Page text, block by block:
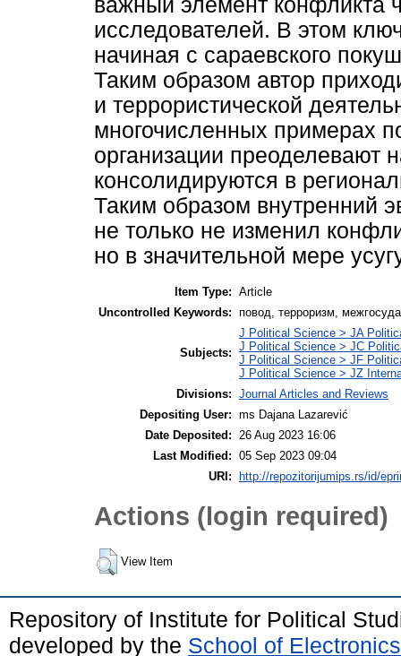
важный элемент конфликта
исследователей. В этом
начиная с сараевского
Таким образом автор
и террористической
многочисленных примерах
организации преоделевают
консолидируются в
Таким образом внутренний
не только не изменил
но в значительной мере
Item Type: Article
Uncontrolled Keywords: повод, терроризм,
Subjects:
J Political Science > JA
J Political Science > JC
J Political Science > JF
J Political Science > JZ
Divisions: Journal Articles and Reviews
Depositing User: ms Dajana Lazarević
Date Deposited:
26 Aug 2023 16:06
Last Modified: 05 Sep 2023 09:04
URI:
http://repozitorijumips.rs/id/
Actions (login required)
View Item
Repository of Institute for Political
developed by the School of